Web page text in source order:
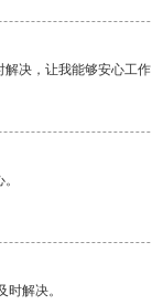
决，让我能够安心工
解决。